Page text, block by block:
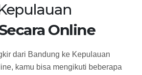
Online
dari Bandung ke Kepulauan
kamu bisa mengikuti beberapa